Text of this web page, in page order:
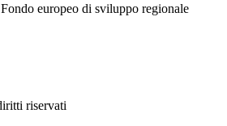
europeo di sviluppo regionale
riservati